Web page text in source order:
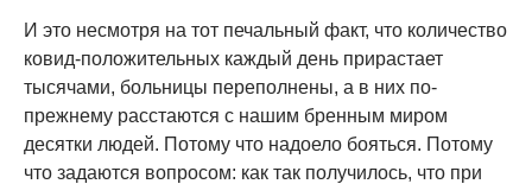
И это несмотря на тот печальный факт, что количество
ковид-положительных каждый день прирастает
тысячами, больницы переполнены, а в них по-
прежнему расстаются с нашим бренным миром
десятки людей. Потому что надоело бояться. Потому
что задаются вопросом: как так получилось, что при